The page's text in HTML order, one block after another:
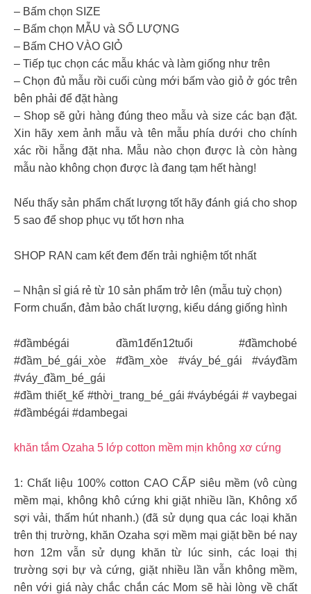
– Bấm chọn SIZE
– Bấm chọn MẪU và SỐ LƯỢNG
– Bấm CHO VÀO GIỎ
– Tiếp tục chọn các mẫu khác và làm giống như trên
– Chọn đủ mẫu rồi cuối cùng mới bấm vào giỏ ở góc trên
bên phải để đặt hàng
– Shop sẽ gửi hàng đúng theo mẫu và size các bạn đặt.
Xin hãy xem ảnh mẫu và tên mẫu phía dưới cho chính
xác rồi hẵng đặt nha. Mẫu nào chọn được là còn hàng
mẫu nào không chọn được là đang tạm hết hàng!
Nếu thấy sản phẩm chất lượng tốt hãy đánh giá cho shop
5 sao để shop phục vụ tốt hơn nha
SHOP RAN cam kết đem đến trải nghiệm tốt nhất
– Nhận sỉ giá rẻ từ 10 sản phẩm trở lên (mẫu tuỳ chọn)
Form chuẩn, đảm bảo chất lượng, kiểu dáng giống hình
#đầmbégái đầm1đến12tuổi #đầmchobé
#đầm_bé_gái_xòe #đầm_xòe #váy_bé_gái #váyđầm
#váy_đầm_bé_gái
#đầm thiết_kế #thời_trang_bé_gái #váybégái # vaybegai
#đầmbégái #dambegai
khăn tắm Ozaha 5 lớp cotton mềm mịn không xơ cứng
1: Chất liệu 100% cotton CAO CẤP siêu mềm (vô cùng
mềm mại, không khô cứng khi giặt nhiều lần, Không xổ
sợi vải, thấm hút nhanh.) (đã sử dụng qua các loại khăn
trên thị trường, khăn Ozaha sợi mềm mại giặt bền bé nay
hơn 12m vẫn sử dụng khăn từ lúc sinh, các loại thị
trường sợi bự và cứng, giặt nhiều lần vẫn không mềm,
nên với giá này chắc chắn các Mom sẽ hài lòng về chất